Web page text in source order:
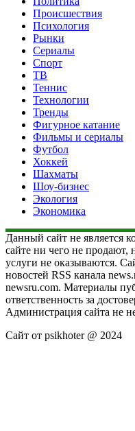
Происшествия
Психология
Рынки
Сериалы
Спорт
ТВ
Теннис
Технологии
Тренды
Фигурное катание
Фильмы и сериалы
Футбол
Хоккей
Шахматы
Шоу-бизнес
Экология
Экономика
Данный сайт не является
сайте ни чего не продают,
услуги не оказываются.
новостей RSS канала
newsru.com. Материалы
ответственность за
Администрация сайта не
Сайт от psikhoter @ 2024